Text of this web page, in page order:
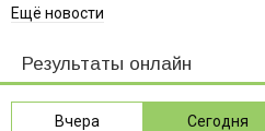
Ещё новости
Результаты онлайн
Вчера Сегодня